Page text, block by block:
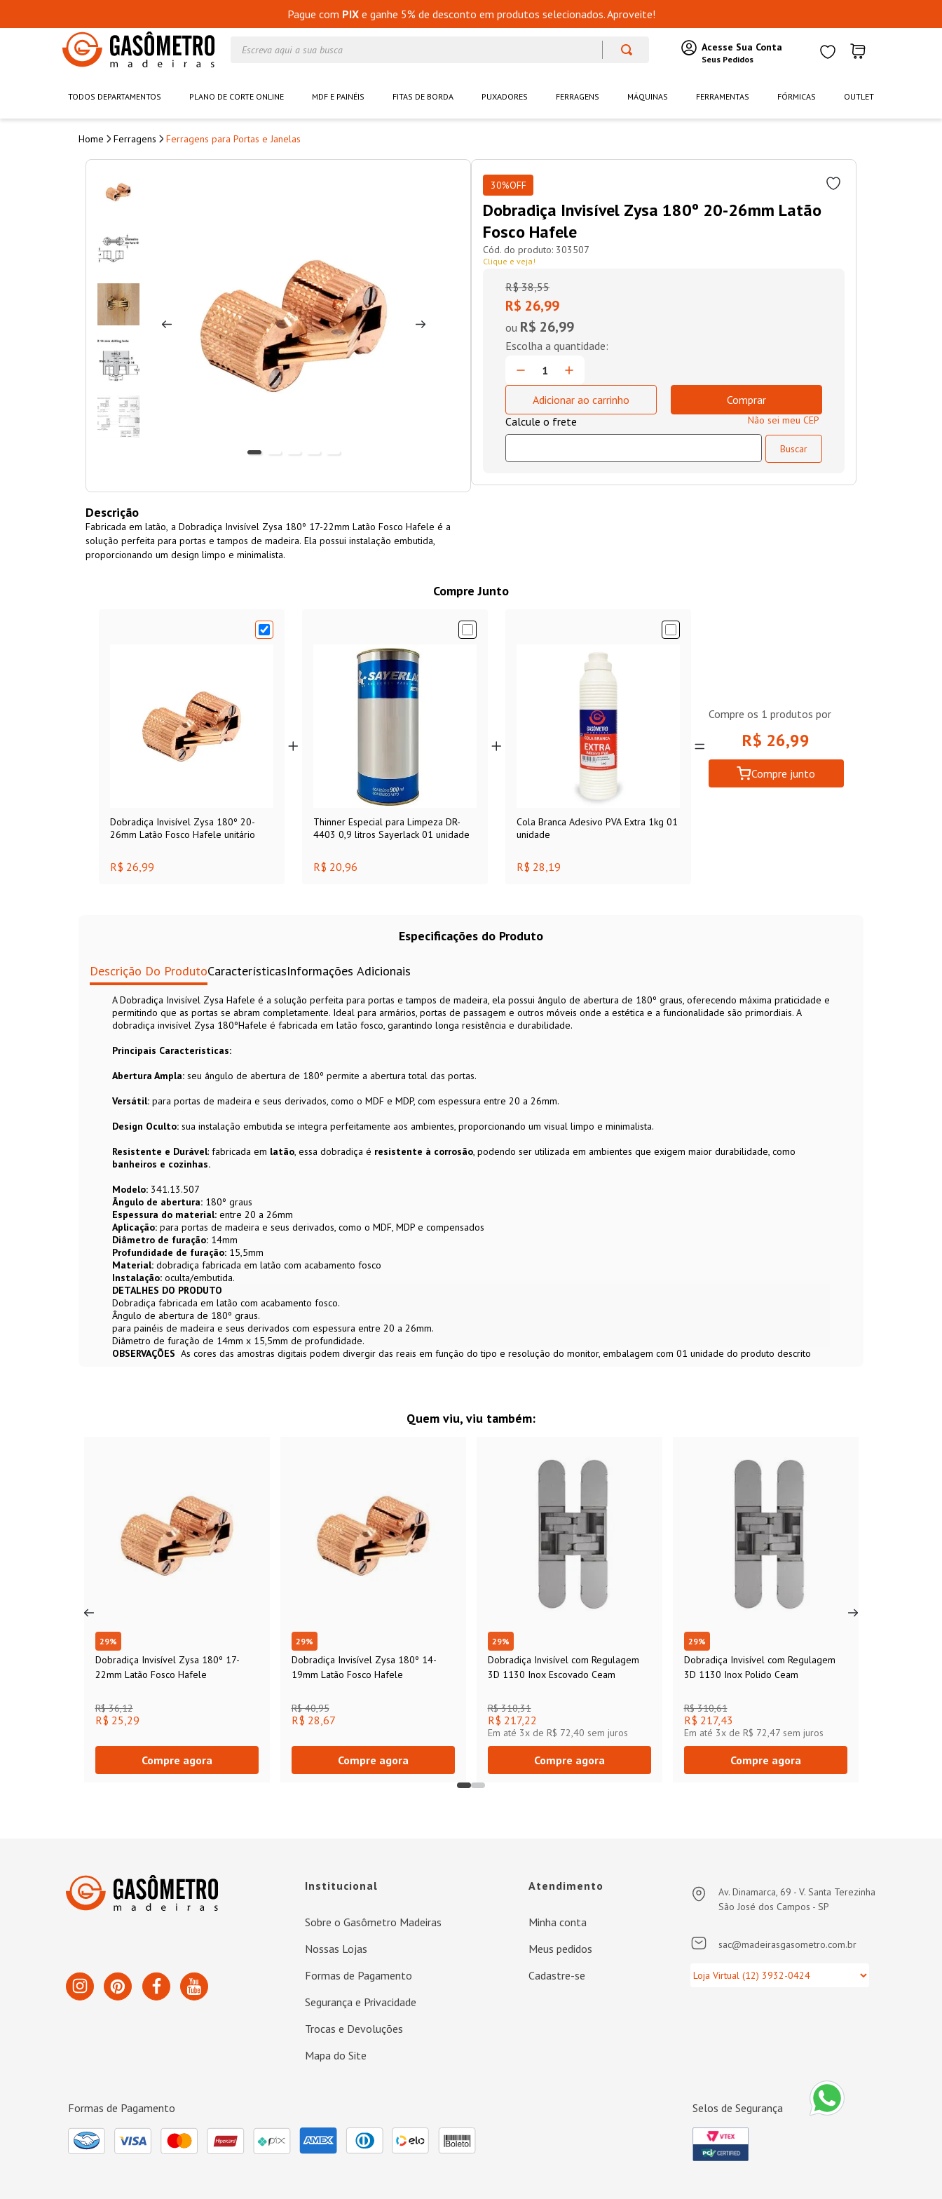
Pague com PIXe ganhe 5% de desconto em produtos selecionados. Aproveite!
TODOS DEPARTAMENTOS PLANO DE CORTE ONLINE MDF E PAINÉIS FITAS DE BORDA PUXADORES FERRAGENS MÁQUINAS FERRAMENTAS FÓRMICAS OUTLET
Ferragens Ferragens para Portas e Janelas
Descrição
Fabricada em latão, a Dobradiça Invisível Zysa 180º 17-22mm Latão Fosco Hafele é a
solução perfeita para portas e tampos de madeira. Ela possui instalação embutida,
proporcionando um design limpo e minimalista.
30%OFF
Dobradiça Invisível Zysa 180º 20-26mm Latão
Fosco Hafele
303507
Clique e veja!
R$ 38,55
R$ 26,99
ou R$ 26,99
Adicionar ao carrinho Comprar
Não sei meu CEP
Compre Junto
Dobradiça Invisível Zysa 180º 20-
26mm Latão Fosco Hafele unitário
R$ 26,99
Thinner Especial para Limpeza DR-
4403 0,9 litros Sayerlack 01 unidade
R$ 20,96
Cola Branca Adesivo PVA Extra 1kg 01
unidade
R$ 28,19
Compre os 1 produtos por
R$ 26,99
Compre junto
Especificações do Produto
Descrição Do ProdutoCaracterísticasInformações Adicionais
A Dobradiça Invisível Zysa Hafele é a solução perfeita para portas e tampos de madeira, ela possui ângulo de abertura de 180º graus, oferecendo máxima praticidade e
permitindo que as portas se abram completamente. Ideal para armários, portas de passagem e outros móveis onde a estética e a funcionalidade são primordiais. A
dobradiça invisível Zysa 180ºHafele é fabricada em latão fosco, garantindo longa resistência e durabilidade.
Principais Características:
Abertura Ampla: seu ângulo de abertura de 180º permite a abertura total das portas.
Versátil: para portas de madeira e seus derivados, como o MDF e MDP, com espessura entre 20 a 26mm.
Design Oculto: sua instalação embutida se integra perfeitamente aos ambientes, proporcionando um visual limpo e minimalista.
Resistente e Durável: fabricada em latão, essa dobradiça é resistente à corrosão, podendo ser utilizada em ambientes que exigem maior durabilidade, como
banheiros e cozinhas.
Modelo: 341.13.507
Ângulo de abertura: 180º graus
Espessura do material: entre 20 a 26mm
Aplicação: para portas de madeira e seus derivados, como o MDF, MDP e compensados
Diâmetro de furação: 14mm
Profundidade de furação: 15,5mm
Material: dobradiça fabricada em latão com acabamento fosco
Instalação: oculta/embutida.
DETALHES DO PRODUTO
Dobradiça fabricada em latão com acabamento fosco.
Ângulo de abertura de 180º graus.
para painéis de madeira e seus derivados com espessura entre 20 a 26mm.
Diâmetro de furação de 14mm x 15,5mm de profundidade.
OBSERVAÇÕES As cores das amostras digitais podem divergir das reais em função do tipo e resolução do monitor, embalagem com 01 unidade do produto descrito
Quem viu, viu também:
29%
Dobradiça Invisível Zysa 180º 17-
22mm Latão Fosco Hafele
R$ 36,12
R$ 25,29
Compre agora
29%
Dobradiça Invisível Zysa 180º 14-
19mm Latão Fosco Hafele
R$ 40,95
R$ 28,67
Compre agora
29%
Dobradiça Invisível com Regulagem
3D 1130 Inox Escovado Ceam
R$ 310,31
R$ 217,22
Em até 3x de R$ 72,40 sem juros
Compre agora
29%
Dobradiça Invisível com Regulagem
3D 1130 Inox Polido Ceam
R$ 310,61
R$ 217,43
Em até 3x de R$ 72,47sem juros
Compre agora
Institucional
Sobre o Gasômetro Madeiras
Nossas Lojas
Formas de Pagamento
Segurança e Privacidade
Trocas e Devoluções
Mapa do Site
Atendimento
Minha conta
Meus pedidos
Cadastre-se
Av. Dinamarca, 69 - V. Santa Terezinha
São José dos Campos - SP
sac@madeirasgasometro.com.br
Formas de Pagamento Selos de Segurança